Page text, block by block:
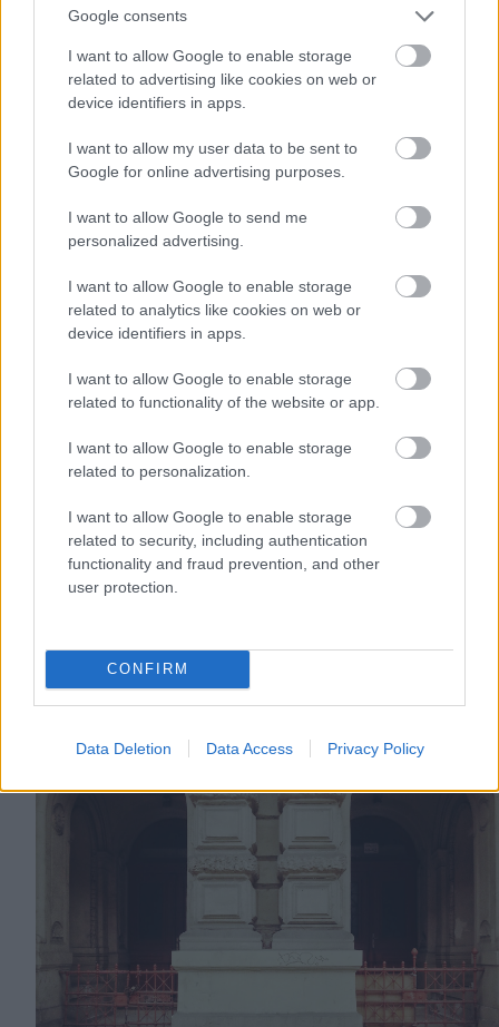
Google consents
I want to allow Google to enable storage
related to advertising like cookies on web or
device identifiers in apps.
I want to allow my user data to be sent to
Google for online advertising purposes.
I want to allow Google to send me
personalized advertising.
I want to allow Google to enable storage
related to analytics like cookies on web or
device identifiers in apps.
I want to allow Google to enable storage
related to functionality of the website or app.
I want to allow Google to enable storage
related to personalization.
I want to allow Google to enable storage
related to security, including authentication
functionality and fraud prevention, and other
user protection.
CONFIRM
Data Deletion Data Access Privacy Policy
De vessünk még egy pillantást az épületre, mely öt
középen vannak a négyemeletes épületrészek, ezek
közrefognak látszólag kettő, de valójában kétszer
34-36 és a 40-42 szám.